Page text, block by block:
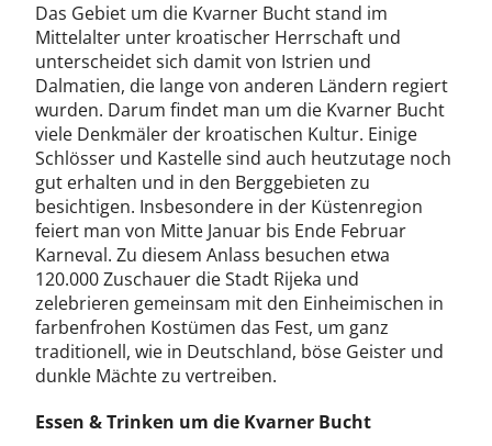
Das Gebiet um die Kvarner Bucht stand im
Mittelalter unter kroatischer Herrschaft und
unterscheidet sich damit von Istrien und
Dalmatien, die lange von anderen Ländern regiert
wurden. Darum findet man um die Kvarner Bucht
viele Denkmäler der kroatischen Kultur. Einige
Schlösser und Kastelle sind auch heutzutage noch
gut erhalten und in den Berggebieten zu
besichtigen. Insbesondere in der Küstenregion
feiert man von Mitte Januar bis Ende Februar
Karneval. Zu diesem Anlass besuchen etwa
120.000 Zuschauer die Stadt Rijeka und
zelebrieren gemeinsam mit den Einheimischen in
farbenfrohen Kostümen das Fest, um ganz
traditionell, wie in Deutschland, böse Geister und
dunkle Mächte zu vertreiben.
Essen & Trinken um die Kvarner Bucht